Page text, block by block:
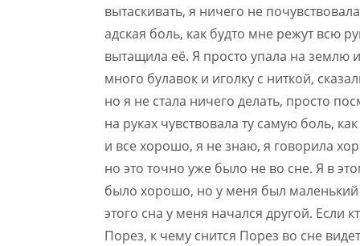
вытаскивать, я ничего не
адская боль, как будто мне режут всю
вытащила её. Я просто упала на землю
много булавок и иголку с ниткой,
но я не стала ничего делать, просто
на руках чувствовала ту самую боль,
и все хорошо, я не знаю, я говорила
но это точно уже было не во сне. Я в
было хорошо, но у меня был
этого сна у меня начался другой. Если
Порез, к чему снится Порез во сне